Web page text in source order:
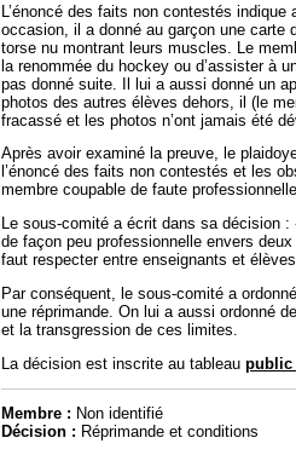
L’énoncé des faits non contestés
occasion, il a donné au garçon une carte
torse nu montrant leurs muscles. Le
la renommée du hockey ou d’assister à
pas donné suite. Il lui a aussi donné un
photos des autres élèves dehors, il (le
fracassé et les photos n’ont jamais été
Après avoir examiné la preuve, le
l’énoncé des faits non contestés et les
membre coupable de faute
Le sous-comité a écrit dans sa décision :
de façon peu professionnelle envers
faut respecter entre enseignants et
Par conséquent, le sous-comité a
une réprimande. On lui a aussi ordonné
et la transgression de ces limites.
La décision est inscrite au tableau public
Membre : Non identifié
Décision : Réprimande et conditions